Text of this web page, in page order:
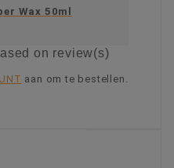
Wax 50ml
on review(s)
aan om te bestellen.